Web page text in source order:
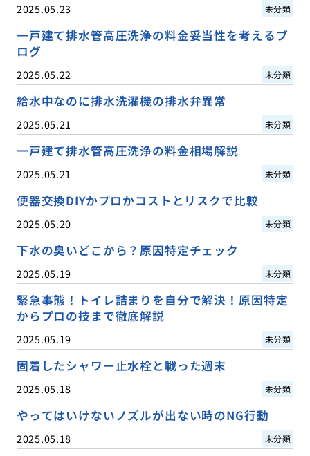
2025.05.23 未分類
一戸建て排水管高圧洗浄の料金妥当性を考えるブ
ログ
2025.05.22 未分類
給水中なのに排水洗濯機の排水弁異常
2025.05.21 未分類
一戸建て排水管高圧洗浄の料金相場解説
2025.05.21 未分類
便器交換DIYかプロかコストとリスクで比較
2025.05.20 未分類
下水の臭いどこから？原因特定チェック
2025.05.19 未分類
緊急事態！トイレ詰まりを自分で解決！原因特定
からプロの技まで徹底解説
2025.05.19 未分類
固着したシャワー止水栓と戦った週末
2025.05.18 未分類
やってはいけないノズルが出ない時のNG行動
2025.05.18 未分類